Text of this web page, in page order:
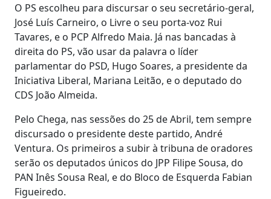
O PS escolheu para discursar o seu secretário-geral,
José Luís Carneiro, o Livre o seu porta-voz Rui
Tavares, e o PCP Alfredo Maia. Já nas bancadas à
direita do PS, vão usar da palavra o líder
parlamentar do PSD, Hugo Soares, a presidente da
Iniciativa Liberal, Mariana Leitão, e o deputado do
CDS João Almeida.
Pelo Chega, nas sessões do 25 de Abril, tem sempre
discursado o presidente deste partido, André
Ventura. Os primeiros a subir à tribuna de oradores
serão os deputados únicos do JPP Filipe Sousa, do
PAN Inês Sousa Real, e do Bloco de Esquerda Fabian
Figueiredo.